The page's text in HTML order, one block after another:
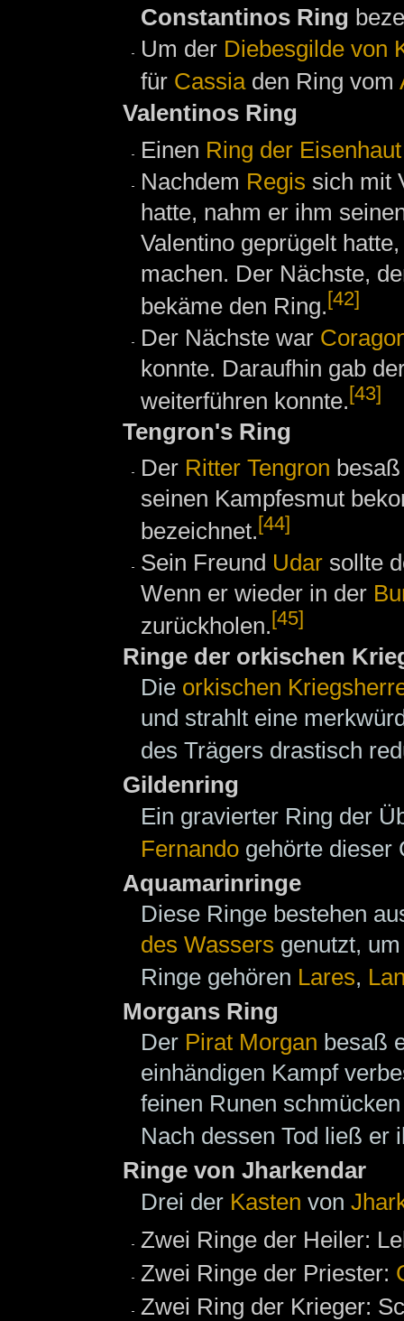
Constantinos Ring
Um der Diebesgilde von
für Cassiaden Ring vom
Valentinos Ring
Einen Ring der Eisenhaut
Nachdem Regis sich mit
hatte, nahm er ihm
Valentino geprügelt
machen. Der Nächste,
bekäme den Ring.[42]
Der Nächste war
konnte. Daraufhin gab
weiterführen konnte.[43]
Tengron's Ring
Der Ritter Tengron
seinen Kampfesmut
bezeichnet.[44]
Sein Freund Udar sollte
Wenn er wieder in der
zurückholen.[45]
Ringe der orkischen
Die orkischen
und strahlt eine
des Trägers drastisch
Gildenring
Ein gravierter Ring der
Fernando gehörte dieser
Aquamarinringe
Diese Ringe bestehen
des Wassers genutzt,
Ringe gehören Lares,
Morgans Ring
Der Pirat Morgan besaß
einhändigen Kampf
feinen Runen
Nach dessen Tod ließ er
Ringe von Jharkendar
Drei der Kasten von
Zwei Ringe der Heiler:
Zwei Ringe der Priester:
Zwei Ring der Krieger: